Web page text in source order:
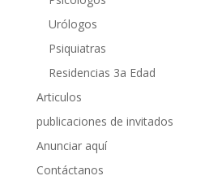
Urólogos
Psiquiatras
Residencias 3a Edad
Articulos
publicaciones de invitados
Anunciar aquí
Contáctanos